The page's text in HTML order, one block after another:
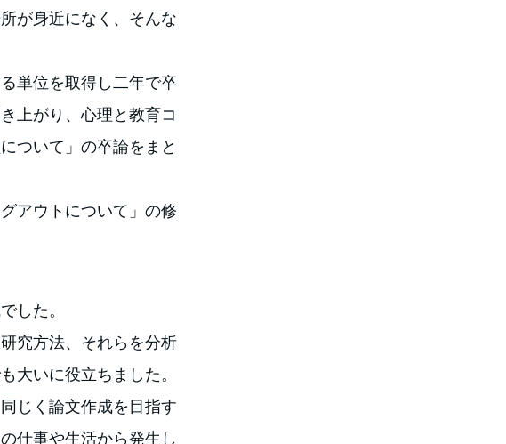
が身近になく、そんな
単位を取得し二年で卒
上がり、心理と教育コ
ついて」の卒論をまと
アウトについて」の修
した。
究方法、それらを分析
大いに役立ちました。
じく論文作成を目指す
仕事や生活から発生し